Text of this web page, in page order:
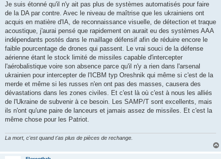
Je suis étonné qu'il n'y ait pas plus de systèmes automatisés pour faire
de la DA par contre. Avec le niveau de maîtrise que les ukrainiens ont
acquis en matière d'IA, de reconnaissance visuelle, de détection et traque
acoustique, j'aurai pensé que rapidement on aurait eu des systèmes AAA
indépendants postés dans le maillage défensif afin de réduire encore le
faible pourcentage de drones qui passent. Le vrai souci de la défense
aérienne étant le stock limité de missiles capable d'intercepter
l'aérobalistique voire son absence parce qu'il n'y a rien dans l'arsenal
ukrainien pour intercepter de l'ICBM typ Oreshnik qui même si c'est de la
merde et même si les russes n'en ont pas des masses, causera des
dévastations dans les zones civiles. Et c'est là où c'est à nous les alliés
de l'Ukraine de subvenir à ce besoin. Les SAMP/T sont excellents, mais
ils n'ont qu'une paire de lanceurs et jamais assez de missiles. Et c'est la
même chose pour les Patriot.
La mort, c'est quand t'as plus de pièces de rechange.